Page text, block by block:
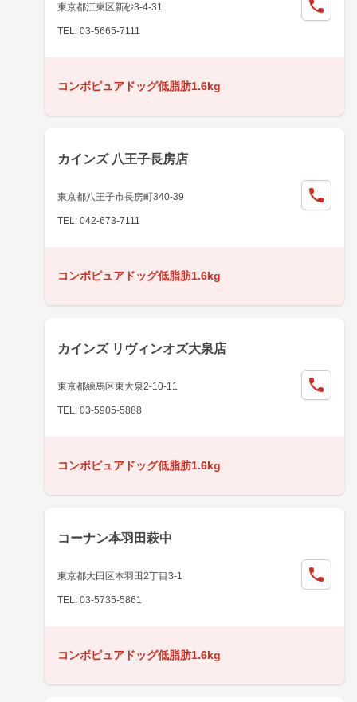
東京都江東区新砂3-4-31
TEL: 03-5665-7111
コンボピュアドッグ低脂肪1.6kg
カインズ 八王子長房店
東京都八王子市長房町340-39
TEL: 042-673-7111
コンボピュアドッグ低脂肪1.6kg
カインズ リヴィンオズ大泉店
東京都練馬区東大泉2-10-11
TEL: 03-5905-5888
コンボピュアドッグ低脂肪1.6kg
コーナン本羽田萩中
東京都大田区本羽田2丁目3-1
TEL: 03-5735-5861
コンボピュアドッグ低脂肪1.6kg